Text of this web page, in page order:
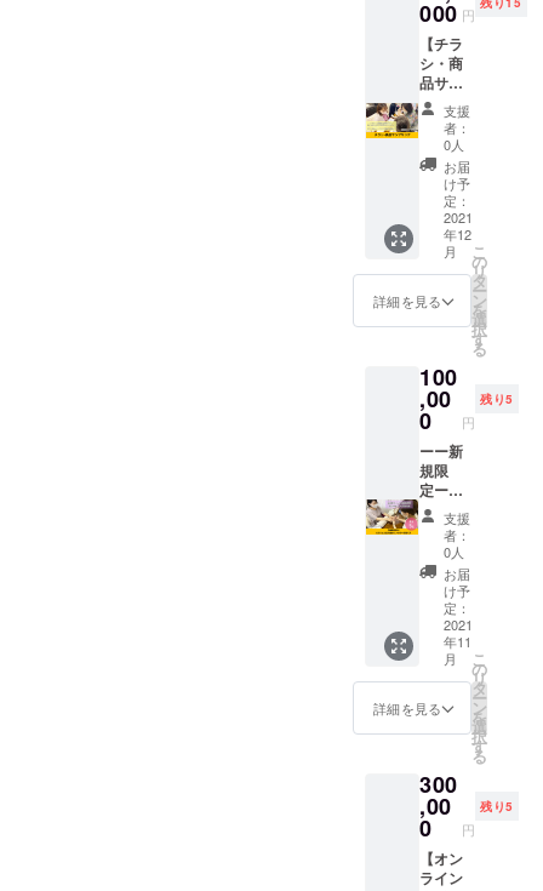
マリー
葉エキ
ス、
ユーカ
リ葉エ
キス、
クイン
スシー
ドエキ
ス、マ
ヨラナ
葉エキ
ス <
Made in
Japan >
いいた
しま
す。 ー
ネイル&
アイ
ラッ
シュ
Erfolg
（エア
フォル
ク）銀
座ー 東
京都中
央区銀
2 銀座
パイン
意のあ
るもの
での施
術とな
りま
す。 ※
有効期
限は
2021年
11月か
ら1年間
です。
※サロン
までの
は別途
ご負担
す。 ※
完全予
約制で
す、ご
予約時
に支援
したこ
とをお
伝えく
ださ
い。 ※
施術前
に支援
完了
メール
をご提
だきま
す。
をお願
いいた
しま
す。 ー
ネイル&
アイ
ウモロ
コシを
原料に
したア
ルコー
ルを
57%配
合し
た、手
指を清
潔に保
つハン
ドジェ
ル。 さ
らっと
したテ
すっと
なじ
み、手
指をリ
フレッ
シュ。
植物由
来の美
容保湿
成分が
乾燥か
ら肌を
守り、
美しく
しっと
りと保
ちま
す。 ※
す。 ー
成分ー
エタ
ノー
ル、
水、Ｂ
クール
の創立
協力者
として
企業名
とホー
ムペー
ジのリ
ンクを
掲載さ
せてい
ただき
ます。
あなた
の企業
名をこ
ルス
クール
のHPで
PRでき
ます。
※掲載内
容は
メール
にて打
合せさ
せてい
ただき
ます。
※ネット
ワーク
販売や
企業イ
メージ
掲載を
お断り
させて
いただ
く場合
があり
000 円
【チラ
シ・商
品サン
プリン
グ】 当
サロン
に来店
する美
意識の
高い20
代から
50代女
性に対
し、ネ
イリス
トが直
説明と
ともに
PRしな
がらチ
ラシや
商品の
サンプ
リング
をおこ
ないま
す。 チ
ラシ150
枚、サ
ンプリ
ング商
品150個
までお
受けい
たしま
す。 ※
リング
希望が
多数に
なった
場合、
サンプ
支援
者：
0人
お届
け予
定：
2021
年12
月
詳細を見る
こ
の
リ
タ
ー
ン
を
選
択
す
る
100
,00
0 円
残り5
ーー新
規限
定ーー
【爪健
康診断
付パラ
ジェル
美爪育
成ワン
カラー
年間パ
ス】 ネ
イリス
トに相
談して
お好み
インで
ジェル
ネイル
を1ヶ月
に1回施
術しま
支援
者：
0人
お届
け予
定：
2021
年11
月
詳細を見る
こ
の
リ
タ
ー
ン
を
選
択
す
る
300
,00
0 円
残り5
【オン
ライン